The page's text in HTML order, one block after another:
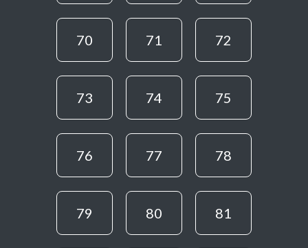
70 71 72
73 74 75
76 77 78
79 80 81